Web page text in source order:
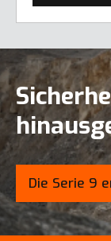
Die Serie 9